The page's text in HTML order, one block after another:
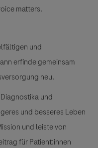
matters.
und
erfinde gemeinsam
neu.
und
und besseres Leben
und leiste von
für Patient:innen